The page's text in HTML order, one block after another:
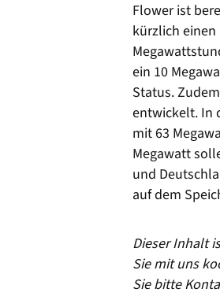
Flower ist
kürzlich
ein 10
Status.
entwickelt. In
mit 63
Megawatt
und
auf dem
Dieser Inhalt
Sie mit uns
Sie bitte